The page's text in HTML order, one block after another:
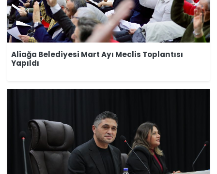
Aliağa Belediyesi Mart Ayı Meclis Toplantısı
Yapıldı